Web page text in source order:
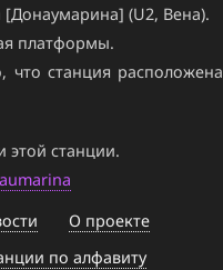
(U2, Вена).
платформы.
что станция расположена
этой станции.
О проекте
по алфавиту